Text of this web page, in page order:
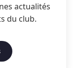
actualités
du club.